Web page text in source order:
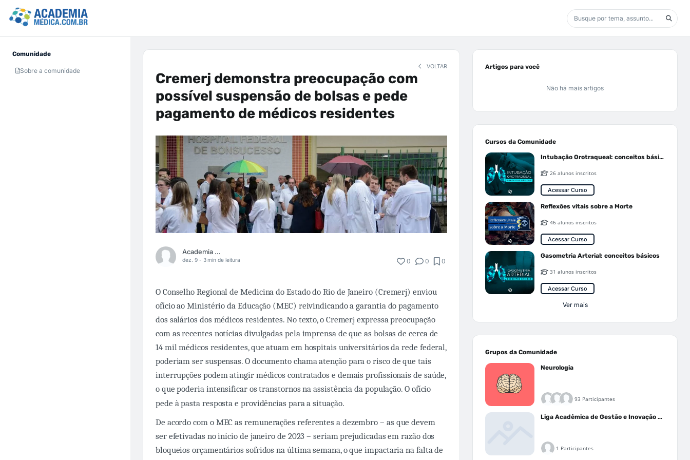
Comunidade
Sobre a comunidade
VOLTAR
Cremerj demonstra preocupação com
possível suspensão de bolsas e pede
pagamento de médicos residentes
Academia Médica
dez. 9 - 3 min de leitura 0 0 0
O Conselho Regional de Medicina do Estado do Rio de Janeiro (Cremerj) enviou
ofício ao Ministério da Educação (MEC) reivindicando a garantia do pagamento
dos salários dos médicos residentes. No texto, o Cremerj expressa preocupação
com as recentes notícias divulgadas pela imprensa de que as bolsas de cerca de
14 mil médicos residentes, que atuam em hospitais universitários da rede federal,
poderiam ser suspensas. O documento chama atenção para o risco de que tais
interrupções podem atingir médicos contratados e demais profissionais de saúde,
o que poderia intensificar os transtornos na assistência da população. O ofício
pede à pasta resposta e providências para a situação.
De acordo com o MEC as remunerações referentes a dezembro – as que devem
ser efetivadas no início de janeiro de 2023 – seriam prejudicadas em razão dos
bloqueios orçamentários sofridos na última semana, o que impactaria na falta de
Artigos para você
Não há mais artigos
Cursos da Comunidade
Intubação Orotraqueal: conceitos básicos
26 alunos inscritos
Acessar Curso
Reflexões vitais sobre a Morte
46 alunos inscritos
Acessar Curso
Gasometria Arterial: conceitos básicos
31 alunos inscritos
Acessar Curso
Ver mais
Grupos da Comunidade
Neurologia
93 Participantes
Liga Acadêmica de Gestão e Inovação Médica - LAGIM
1 Participantes